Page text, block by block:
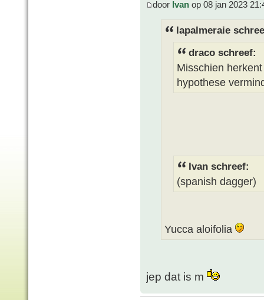
door Ivan op 08 jan 2023
lapalmeraie
draco schreef:
Misschien
hypothese
Ivan schreef:
(spanish dagger)
Yucca aloifolia
jep dat is m